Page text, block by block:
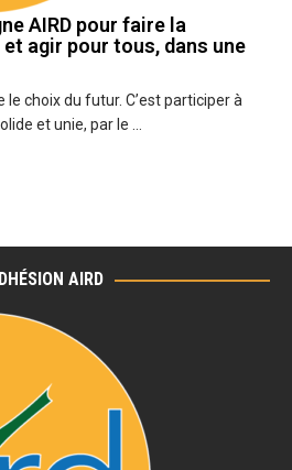
AIRD pour faire la
agir pour tous, dans une
le choix du futur. C’est participer à
et unie, par le …
AIRD